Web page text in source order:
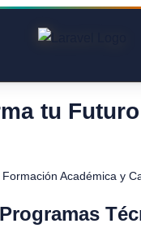
tu
Académica y